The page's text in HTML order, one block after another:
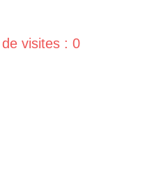
visites : 0